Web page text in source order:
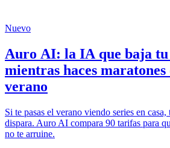
Nuevo
Auro AI: la IA que baja
mientras haces maratones
verano
Si te pasas el verano viendo series en
dispara. Auro AI compara 90 tarifas para
no te arruine.